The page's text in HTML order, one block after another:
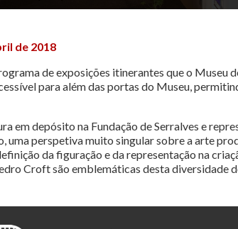
de 2018
de exposições itinerantes que o Museu
para além das portas do Museu,
em depósito na Fundação de Serralves e
perspetiva muito singular sobre a arte
da figuração e da representação na
Croft são emblemáticas desta diversidade